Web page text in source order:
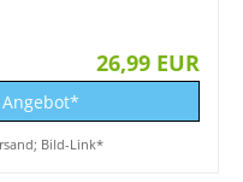
26,99 EUR
Bild-Link*